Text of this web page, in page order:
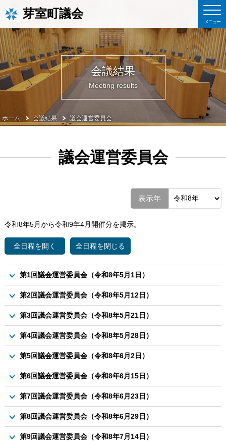
芽室町議会
会議結果
Meeting results
ホーム 会議結果 議会運営委員会
議会運営委員会
表示年
令和8年5月から令和9年4月開催分を掲示。
第1回議会運営委員会（令和8年5月1日）
議案
資料1-1 例規の改正案について
資料1-2 例規の改正案について
資料2-1 議員の学校（2時間目）実施要領案について
資料2-2 （別紙）全体日程概要
第2回議会運営委員会（令和8年5月12日）
議案
資料1 R7議会モニター制度総括報告書案について
資料2 議会報告と町民との意見交換会総括報告書案について
資料4 R7議会サポーターの委嘱について
資料5 R8議員研修案（7月開催）について
第3回議会運営委員会（令和8年5月21日）
議案
資料1 R8芽室町議会定例会6月定例会議の運営について
第4回議会運営委員会（令和8年5月28日）
議案
資料1 6月定例会議初日の議事について
（別紙）議事進行フロー
第5回議会運営委員会（令和8年6月2日）
議案
資料2 議会サポーターの委嘱について
当日資料1 6月定例会議における一般質問について
当日資料3-1 議員の学校（３時間目）実施要領案
当日資料4 R8議会モニターの委嘱について
第6回議会運営委員会（令和8年6月15日）
議案
資料1 令和8年芽室町議会定例会6月定例会議の運営について
資料2 令和7年議会白書について
資料3-1 議員研修（7月開催案）について
第7回議会運営委員会（令和8年6月23日）
議案
資料2 議会だより8月号の編集企画について
第8回議会運営委員会（令和8年6月29日）
議案
第9回議会運営委員会（令和8年7月14日）